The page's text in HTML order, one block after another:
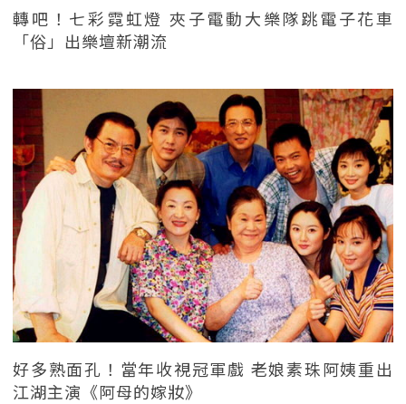
轉吧！七彩霓虹燈 夾子電動大樂隊跳電子花車
「俗」出樂壇新潮流
好多熟面孔！當年收視冠軍戲 老娘素珠阿姨重出
江湖主演《阿母的嫁妝》